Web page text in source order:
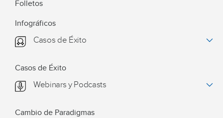
Folletos
Infográficos
Casos de Éxito
Casos de Éxito
Webinars y Podcasts
Cambio de Paradigmas